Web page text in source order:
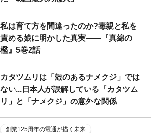
私は育て方を間違ったのか?毒親と私を
責める娘に明かした真実――『真綿の
檻』5巻2話
カタツムリは「殻のあるナメクジ」では
ない...日本人が誤解している「カタツム
リ」と「ナメクジ」の意外な関係
創業125周年の電通が描く未来